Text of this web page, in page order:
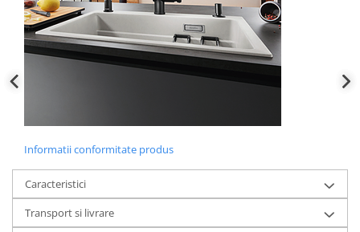
Informatii conformitate produs
Caracteristici
Transport si livrare